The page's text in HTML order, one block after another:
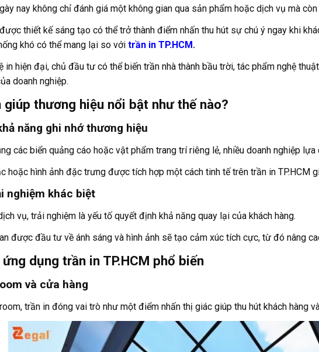
nay không chỉ đánh giá một không gian qua sản phẩm hoặc dịch vụ mà
thiết kế sáng tạo có thể trở thành điểm nhấn thu hút sự chú ý ngay khi
khó có thể mang lại so với trần in TP.HCM .
in hiện đại, chủ đầu tư có thể biến trần nhà thành bầu trời, tác phẩm nghệ
doanh nghiệp.
giúp thương hiệu nổi bật như thế nào?
năng ghi nhớ thương hiệu
các biển quảng cáo hoặc vật phẩm trang trí riêng lẻ, nhiều doanh nghiệp
hoặc hình ảnh đặc trưng được tích hợp một cách tinh tế trên trần in TP.HCM
nghiệm khác biệt
vụ, trải nghiệm là yếu tố quyết định khả năng quay lại của khách hàng.
được đầu tư về ánh sáng và hình ảnh sẽ tạo cảm xúc tích cực, từ đó nâng
dụng trần in TP.HCM phổ biến
và cửa hàng
trần in đóng vai trò như một điểm nhấn thị giác giúp thu hút khách hàng